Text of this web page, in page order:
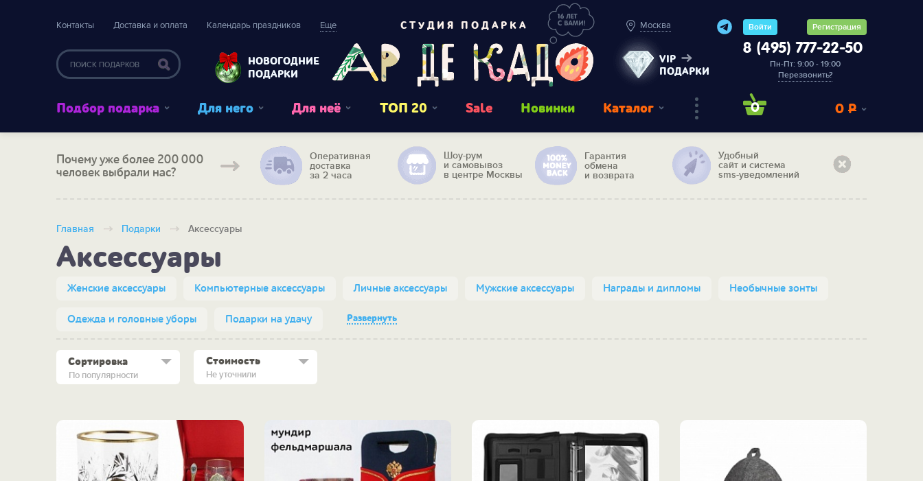
Контакты Доставка и оплата Календарь праздников Еще
НОВОГОДНИЕ
ПОДАРКИ
СТУДИЯ ПОДАРКА Москва
VIP
ПОДАРКИ
Войти Регистрация
8 (495) 777-22-50
Пн-Пт: 9:00 - 19:00
Перезвонить?
Подбор подарка Для него Для неё ТОП 20 Sale Новинки Каталог 0 0 Р
Почему уже более 200 000
человек выбрали нас?
Оперативная
доставка
за 2 часа
Шоу-рум
и самовывоз
в центре Москвы
Гарантия
обмена
и возврата
Удобный
сайт и система
sms-уведомлений
Главная Подарки Аксессуары
Аксессуары
Женские аксессуары Компьютерные аксессуары Личные аксессуары Мужские аксессуары Награды и дипломы Необычные зонты
Одежда и головные уборы Подарки на удачу Развернуть
По популярности
Сортировка Стоимость
Не уточнили